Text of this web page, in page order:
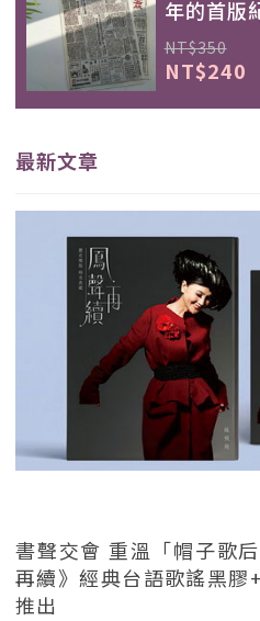
年的首版
NT$350
NT$240
最新文章
書聲交會 重溫「帽子歌
再續》經典台語歌謠黑膠
推出